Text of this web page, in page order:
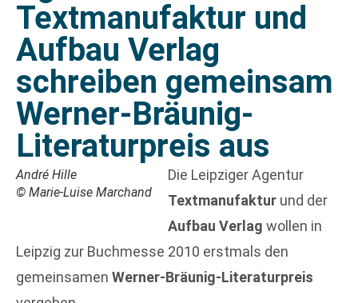
Textmanufaktur und
Aufbau Verlag
schreiben gemeinsam
Werner-Bräunig-
Literaturpreis aus
André Hille
© Marie-Luise Marchand
Die Leipziger Agentur
Textmanufaktur und der
Aufbau Verlag wollen in
Leipzig zur Buchmesse 2010 erstmals den
gemeinsamen Werner-Bräunig-Literaturpreis